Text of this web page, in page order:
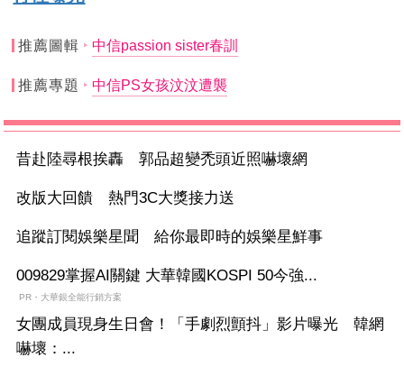
推薦圖輯 中信passion sister春訓
推薦專題 中信PS女孩汶汶遭襲
昔赴陸尋根挨轟 郭品超變禿頭近照嚇壞網
改版大回饋 熱門3C大獎接力送
追蹤訂閱娛樂星聞 給你最即時的娛樂星鮮事
009829掌握AI關鍵 大華韓國KOSPI 50今強...
PR・大華銀全能行銷方案
女團成員現身生日會！「手劇烈顫抖」影片曝光 韓網
嚇壞：...